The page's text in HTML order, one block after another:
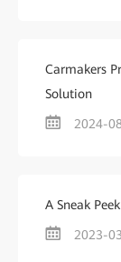
Carmakers
Solution
2024-
A Sneak
2023-